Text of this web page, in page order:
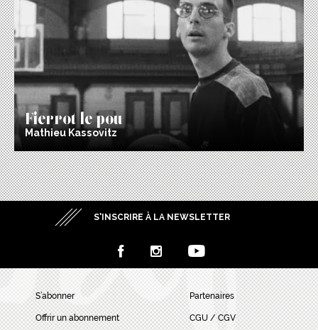
Fierrot le pou
Mathieu Kassovitz
S’INSCRIRE À LA NEWSLETTER
S’abonner
Offrir un abonnement
Partenaires
CGU / CGV